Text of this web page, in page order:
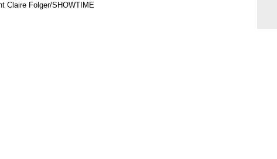
Claire Folger/SHOWTIME